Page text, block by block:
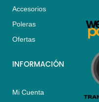
Accesorios
Poleras
Ofertas
INFORMACIÓN
Mi Cuenta
p